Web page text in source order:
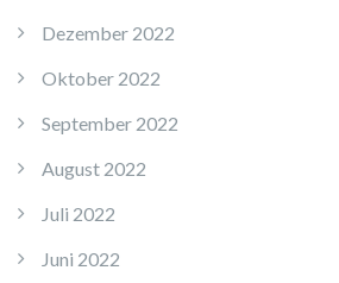
Dezember 2022
Oktober 2022
September 2022
August 2022
Juli 2022
Juni 2022